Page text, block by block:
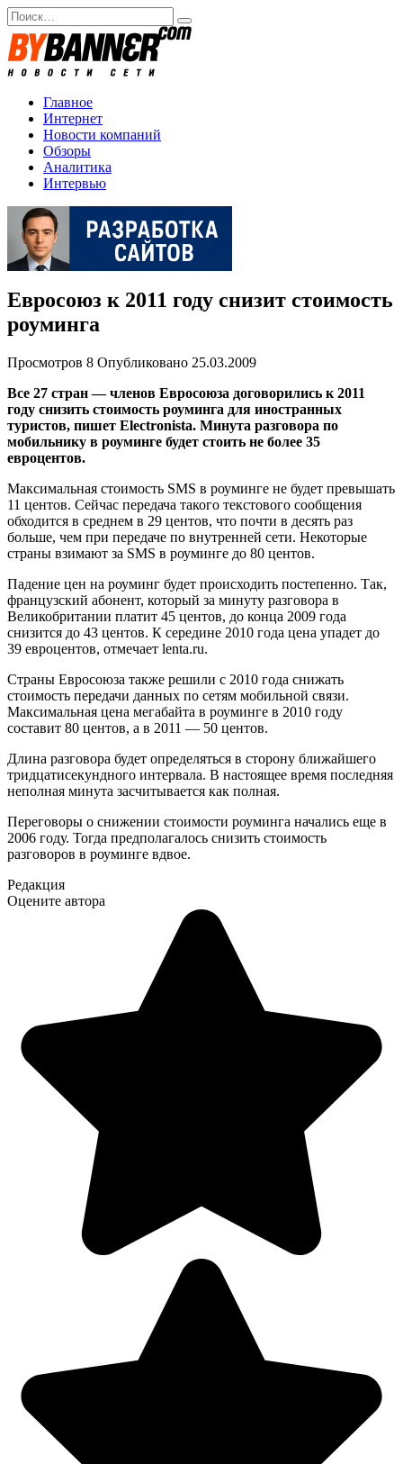
Перейти
к
содержанию
Search
for:
Главное
Интернет
Новости компаний
Обзоры
Аналитика
Интервью
Евросоюз к 2011 году снизит стоимость
роуминга
Просмотров 8 Опубликовано 25.03.2009
Все 27 стран — членов Евросоюза договорились к 2011
году снизить стоимость роуминга для иностранных
туристов, пишет Electronista. Минута разговора по
мобильнику в роуминге будет стоить не более 35
евроцентов.
Максимальная стоимость SMS в роуминге не будет превышать
11 центов. Сейчас передача такого текстового сообщения
обходится в среднем в 29 центов, что почти в десять раз
больше, чем при передаче по внутренней сети. Некоторые
страны взимают за SMS в роуминге до 80 центов.
Падение цен на роуминг будет происходить постепенно. Так,
французский абонент, который за минуту разговора в
Великобритании платит 45 центов, до конца 2009 года
снизится до 43 центов. К середине 2010 года цена упадет до
39 евроцентов, отмечает lenta.ru.
Страны Евросоюза также решили с 2010 года снижать
стоимость передачи данных по сетям мобильной связи.
Максимальная цена мегабайта в роуминге в 2010 году
составит 80 центов, а в 2011 — 50 центов.
Длина разговора будет определяться в сторону ближайшего
тридцатисекундного интервала. В настоящее время последняя
неполная минута засчитывается как полная.
Переговоры о снижении стоимости роуминга начались еще в
2006 году. Тогда предполагалось снизить стоимость
разговоров в роуминге вдвое.
Редакция
Оцените автора